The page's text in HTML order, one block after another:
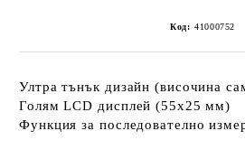
Код: 41000752
Ултра тънък дизайн (височина
Голям LCD дисплей (55х25 мм)
Функция за последователно